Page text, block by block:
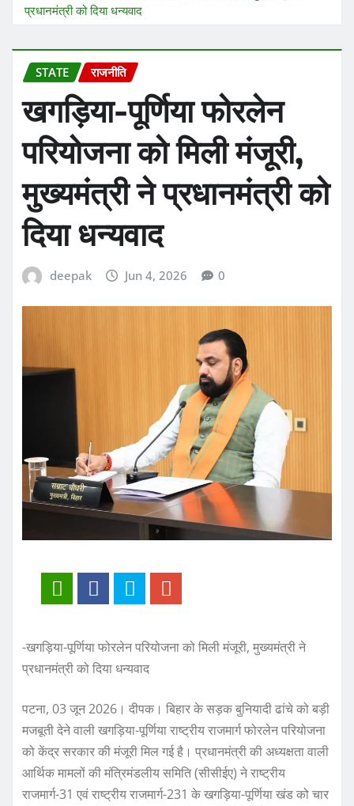
प्रधानमंत्री को दिया धन्यवाद
STATE राजनीति
खगड़िया-पूर्णिया फोरलेन
परियोजना को मिली मंजूरी,
मुख्यमंत्री ने प्रधानमंत्री को
दिया धन्यवाद
deepak Jun 4, 2026 0
-खगड़िया-पूर्णिया फोरलेन परियोजना को मिली मंजूरी, मुख्यमंत्री ने
प्रधानमंत्री को दिया धन्यवाद
पटना, 03 जून 2026। दीपक। बिहार के सड़क बुनियादी ढांचे को बड़ी
मजबूती देने वाली खगड़िया-पूर्णिया राष्ट्रीय राजमार्ग फोरलेन परियोजना
को केंद्र सरकार की मंजूरी मिल गई है। प्रधानमंत्री की अध्यक्षता वाली
आर्थिक मामलों की मंत्रिमंडलीय समिति (सीसीईए) ने राष्ट्रीय
राजमार्ग-31 एवं राष्ट्रीय राजमार्ग-231 के खगड़िया-पूर्णिया खंड को चार